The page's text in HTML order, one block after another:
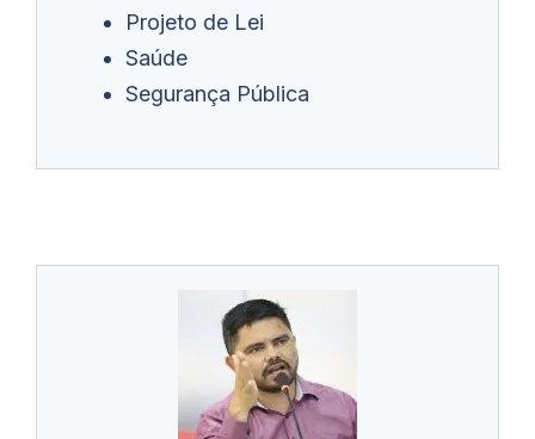
Projeto de Lei
Saúde
Segurança Pública